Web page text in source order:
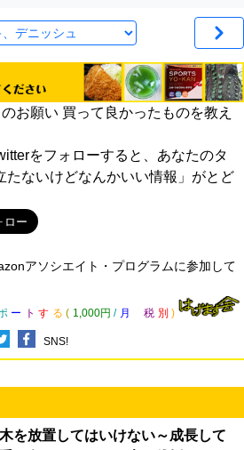
お願い 買って良かったものを教え
をフォローすると、あなたのタ
たないけどなんかいい情報」がとど
アソシエイト・プログラムに参加して
ー ト す る ( 1,000円 / 月 税 別 )
SNS!
木を放置してはいけない～成長して